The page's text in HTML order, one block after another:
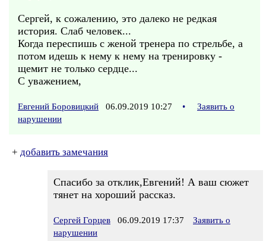
Сергей, к сожалению, это далеко не редкая
история. Слаб человек...
Когда переспишь с женой тренера по стрельбе, а
потом идешь к нему к нему на тренировку -
щемит не только сердце...
С уважением,
Евгений Боровицкий 06.09.2019 10:27 •
Заявить о
нарушении
+ добавить замечания
Спасибо за отклик,Евгений! А ваш сюжет
тянет на хороший рассказ.
Сергей Горцев 06.09.2019 17:37
Заявить о
нарушении